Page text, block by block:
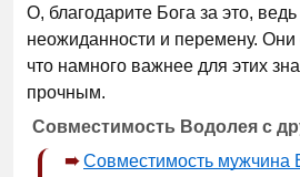
О, благодарите Бога за это,
неожиданности и перемену. Они
что намного важнее для этих
прочным.
Совместимость Водолея с
Совместимость